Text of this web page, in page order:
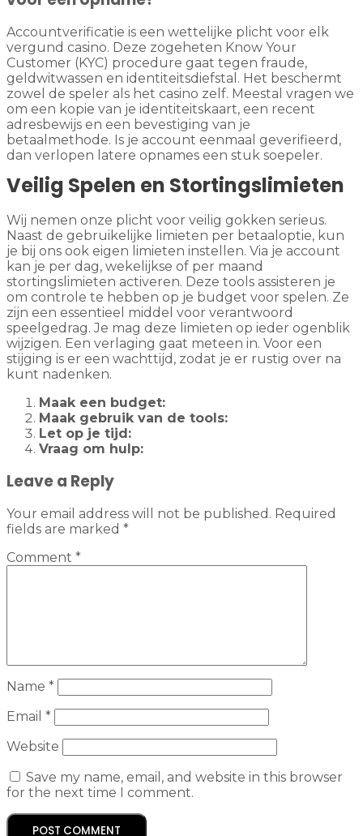
Accountverificatie is een wettelijke plicht voor elk
vergund casino. Deze zogeheten Know Your
Customer (KYC) procedure gaat tegen fraude,
geldwitwassen en identiteitsdiefstal. Het beschermt
zowel de speler als het casino zelf. Meestal vragen we
om een kopie van je identiteitskaart, een recent
adresbewijs en een bevestiging van je
betaalmethode. Is je account eenmaal geverifieerd,
dan verlopen latere opnames een stuk soepeler.
Veilig Spelen en Stortingslimieten
Wij nemen onze plicht voor veilig gokken serieus.
Naast de gebruikelijke limieten per betaaloptie, kun
je bij ons ook eigen limieten instellen. Via je account
kan je per dag, wekelijkse of per maand
stortingslimieten activeren. Deze tools assisteren je
om controle te hebben op je budget voor spelen. Ze
zijn een essentieel middel voor verantwoord
speelgedrag. Je mag deze limieten op ieder ogenblik
wijzigen. Een verlaging gaat meteen in. Voor een
stijging is er een wachttijd, zodat je er rustig over na
kunt nadenken.
Maak een budget:
Maak gebruik van de tools:
Let op je tijd:
Vraag om hulp:
Leave a Reply
Your email address will not be published. Required
fields are marked *
Comment *
Name *
Email *
Website
Save my name, email, and website in this browser
for the next time I comment.